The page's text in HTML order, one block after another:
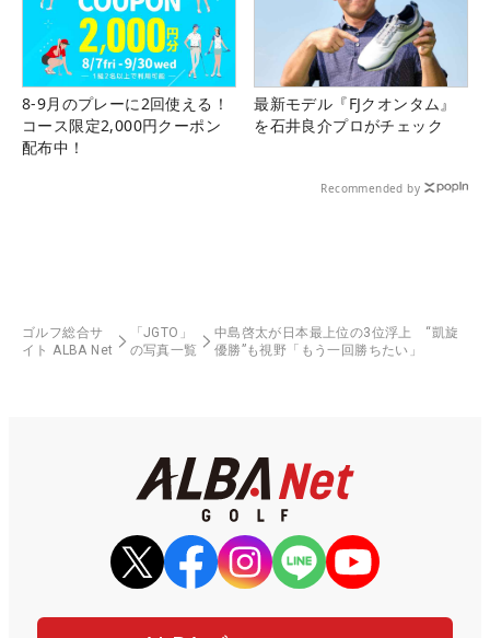
8-9月のプレーに2回使える！
コース限定2,000円クーポン
配布中！
最新モデル『FJクオンタム』
を石井良介プロがチェック
Recommended by
ゴルフ総合サ
イト ALBA Net
「JGTO」
の写真一覧
中島啓太が日本最上位の3位浮上 “凱旋
優勝”も視野「もう一回勝ちたい」